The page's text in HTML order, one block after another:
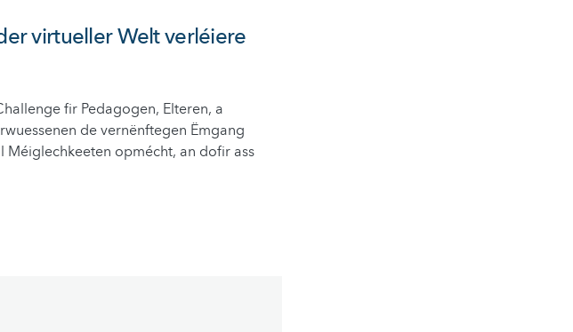
virtueller Welt verléiere
fir Pedagogen, Elteren, a
de vernënftegen Ëmgang
Méiglechkeeten opmécht, an dofir ass